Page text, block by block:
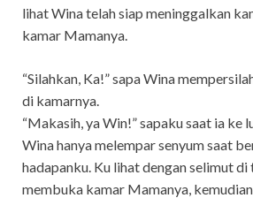
lihat Wina telah siap meninggalkan
kamar Mamanya.
“Silahkan, Ka!” sapa Wina
di kamarnya.
“Makasih, ya Win!” sapaku saat ia ke
Wina hanya melempar senyum saat
hadapanku. Ku lihat dengan selimut di
membuka kamar Mamanya,